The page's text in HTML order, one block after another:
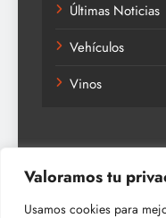
Valoramos tu
Usamos cookies para
Últimas Noticias
Vehículos
Vinos